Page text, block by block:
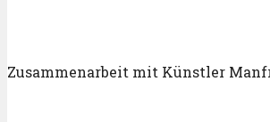
Zusammenarbeit mit Künstler